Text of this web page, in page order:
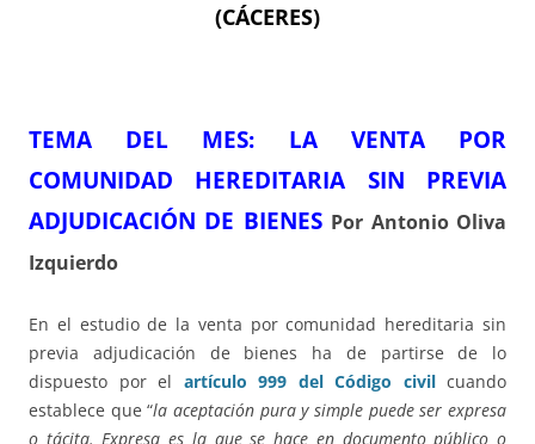
(CÁCERES)
TEMA DEL MES: LA VENTA POR
COMUNIDAD HEREDITARIA SIN PREVIA
ADJUDICACIÓN DE BIENES Por Antonio Oliva
Izquierdo
En el estudio de la venta por comunidad hereditaria sin
previa adjudicación de bienes ha de partirse de lo
dispuesto por el artículo 999 del Código civilcuando
establece que “la aceptación pura y simple puede ser expresa
o tácita. Expresa es la que se hace en documento público o